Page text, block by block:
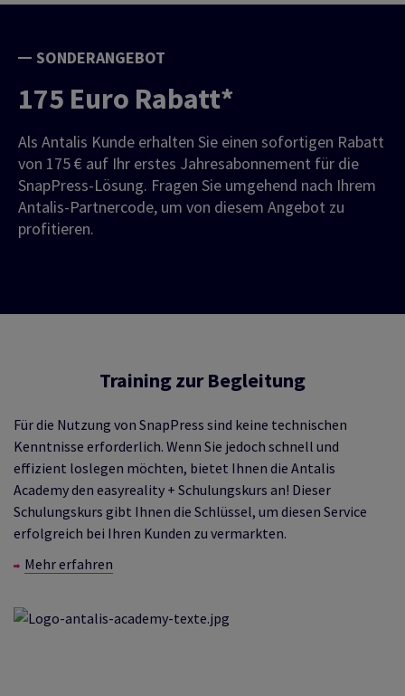
SONDERANGEBOT
175 Euro Rabatt*
Als Antalis Kunde erhalten Sie einen sofortigen Rabatt
von 175 € auf Ihr erstes Jahresabonnement für die
SnapPress-Lösung. Fragen Sie umgehend nach Ihrem
Antalis-Partnercode, um von diesem Angebot zu
profitieren.
Training zur Begleitung
Für die Nutzung von SnapPress sind keine technischen
Kenntnisse erforderlich. Wenn Sie jedoch schnell und
effizient loslegen möchten, bietet Ihnen die Antalis
Academy den easyreality + Schulungskurs an! Dieser
Schulungskurs gibt Ihnen die Schlüssel, um diesen Service
erfolgreich bei Ihren Kunden zu vermarkten.
Mehr erfahren